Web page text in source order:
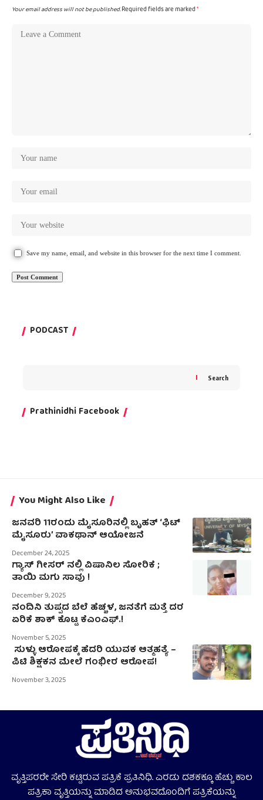
Your email address will not be published.Required fields are marked*
Save my name, email, and website in this browser for the next time I comment.
PODCAST
Search
Prathinidhi Facebook
You Might Also Like
ಜನವರಿ 11ರಂದು ಮೈಸೂರಿನಲ್ಲಿ ಬೃಹತ್ ‘ಫಿಟ್
ಮೈಸೂರು’ ವಾಕಥಾನ್ ಆಯೋಜನೆ
December 24, 2025
ಗ್ಯಾಸ್‌ ಗೀಸರ್‌ ನಲ್ಲಿ ವಿಷಾನಿಲ ಸೋರಿಕೆ ;
ತಾಯಿ ಮಗು ಸಾವು !
December 9, 2025
ನಂದಿನಿ ತುಪ್ಪದ ಬೆಲೆ ಹೆಚ್ಚಳ, ಜನತೆಗೆ ಮತ್ತೆ ದರ
ಏರಿಕೆ ಶಾಕ್ ಕೊಟ್ಟ ಕೆಎಂಎಫ್.!
November 5, 2025
ಸುಳ್ಳು ಆರೋಪಕ್ಕೆ ಹೆದರಿ ಯುವಕ ಆತ್ಮಹತ್ಯೆ –
ಪಿಟಿ ಶಿಕ್ಷಕನ ಮೇಲೆ ಗಂಭೀರ ಆರೋಪ!
November 3, 2025
ವೃತ್ತಿಪರರೇ ಸೇರಿ ಕಟ್ಟಿರುವ ಪತ್ರಿಕೆ ಪ್ರತಿನಿಧಿ. ಎರಡು ದಶಕಕ್ಕೂ ಹೆಚ್ಚು ಕಾಲ
ಪತ್ರಿಕಾ ವೃತ್ತಿಯನ್ನು ಮಾಡಿದ ಅನುಭವದೊಂದಿಗೆ ಪತ್ರಿಕೆಯನ್ನು